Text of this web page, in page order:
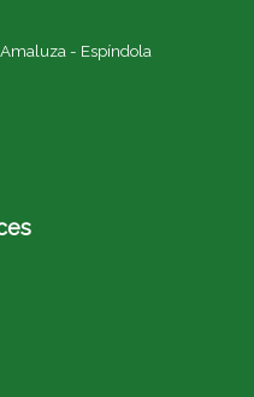
Amaluza - Espíndola